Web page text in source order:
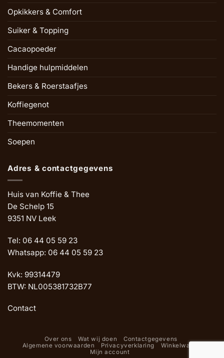
Opkikkers & Comfort
Suiker & Topping
Cacaopoeder
Handige hulpmiddelen
Bekers & Roerstaafjes
Koffiegenot
Theemomenten
Soepen
Adres & contactgegevens
Huis van Koffie & Thee
De Schelp 15
9351 NV Leek
Tel: 06 44 05 59 23
Whatsapp: 06 44 05 59 23
Kvk: 99314479
BTW: NL005381732B77
Contact
Over ons Wat wij doen
Contactgegevens
Algemene voorwaarden
Privacyverklaring
Winkelwagen
Mijn account